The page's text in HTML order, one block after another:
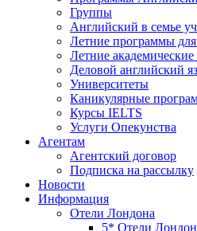
Группы
Английский в семье
Летние программы для
Летние
Деловой английский
Университеты
Каникулярные
Курсы IELTS
Услуги Опекунства
Агентам
Агентский договор
Подписка на рассылку
Новости
Информация
Отели Лондона
5* Отели